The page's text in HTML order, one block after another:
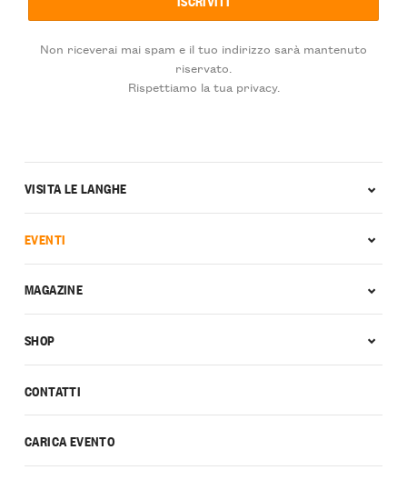
Non riceverai mai spam e il tuo indirizzo sarà mantenuto
riservato.
Rispettiamo la tua privacy.
CONTATTI
CARICA EVENTO
VISITA LE LANGHE
EVENTI
MAGAZINE
SHOP